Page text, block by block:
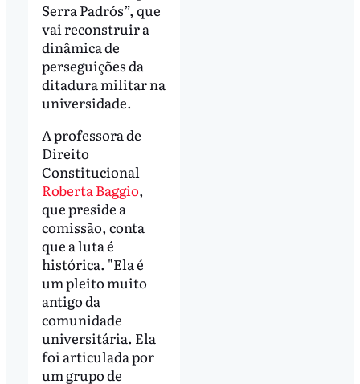
Serra Padrós”, que
vai reconstruir a
dinâmica de
perseguições da
ditadura militar na
universidade.
A professora de
Direito
Constitucional
Roberta Baggio,
que preside a
comissão, conta
que a luta é
histórica. "Ela é
um pleito muito
antigo da
comunidade
universitária. Ela
foi articulada por
um grupo de